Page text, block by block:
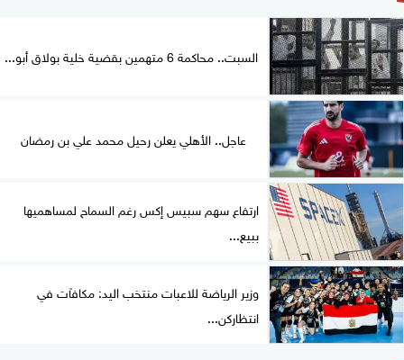
السبت.. محاكمة 6 متهمين بقضية خلية بولاق أبو...
عاجل.. الأهلي يعلن رحيل محمد علي بن رمضان
ارتفاع سهم سبيس إكس رغم السماح لمساهميها
ببيع...
وزير الرياضة للاعبات منتخب اليد: مكافآت في
انتظاركن...